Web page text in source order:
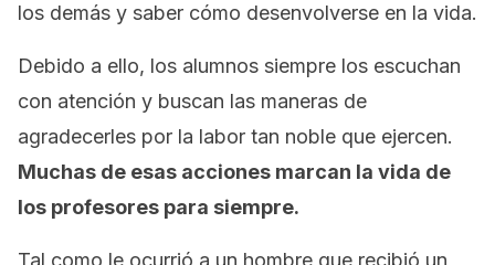
los demás y saber cómo desenvolverse en la vida.
Debido a ello, los alumnos siempre los escuchan
con atención y buscan las maneras de
agradecerles por la labor tan noble que ejercen.
Muchas de esas acciones marcan la vida de
los profesores para siempre.
Tal como le ocurrió a un hombre que recibió un